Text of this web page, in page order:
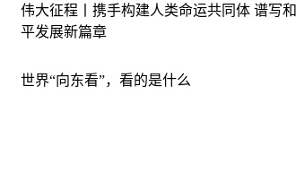
伟大征程丨携手构建人类命运共同体 谱写和
平发展新篇章
世界“向东看”，看的是什么